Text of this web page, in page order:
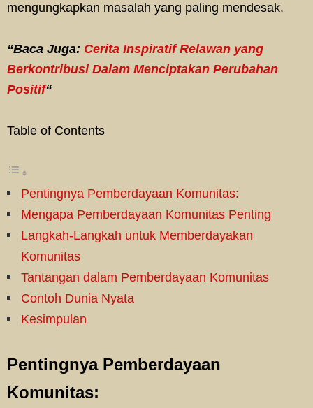
mengungkapkan masalah yang paling mendesak.
“Baca Juga: Cerita Inspiratif Relawan yang
Berkontribusi Dalam Menciptakan Perubahan
Positif“
Table of Contents
Pentingnya Pemberdayaan Komunitas:
Mengapa Pemberdayaan Komunitas Penting
Langkah-Langkah untuk Memberdayakan
Komunitas
Tantangan dalam Pemberdayaan Komunitas
Contoh Dunia Nyata
Kesimpulan
Pentingnya Pemberdayaan
Komunitas: